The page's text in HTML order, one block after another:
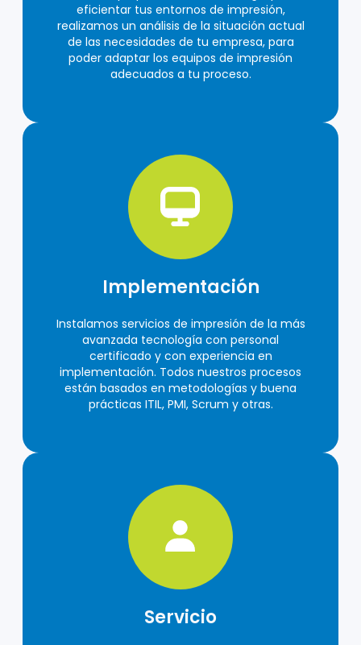
eficientar tus entornos de impresión,
realizamos un análisis de la situación actual
de las necesidades de tu empresa, para
poder adaptar los equipos de impresión
adecuados a tu proceso.
Implementación
Instalamos servicios de impresión de la más
avanzada tecnología con personal
certificado y con experiencia en
implementación. Todos nuestros procesos
están basados en metodologías y buena
prácticas ITIL, PMI, Scrum y otras.
Servicio